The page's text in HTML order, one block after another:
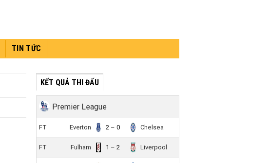
TIN TỨC
KẾT QUẢ THI ĐẤU
Premier League
FT Everton 2 – 0 Chelsea
FT Fulham 1 – 2 Liverpool